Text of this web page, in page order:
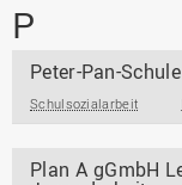
P
Peter-Pan-
Schulsozialarbeit
Plan A gGmbH